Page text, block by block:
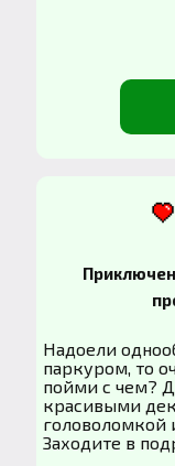
Надоели
паркуром, то
пойми с чем?
красивыми
головоломкой
Заходите в